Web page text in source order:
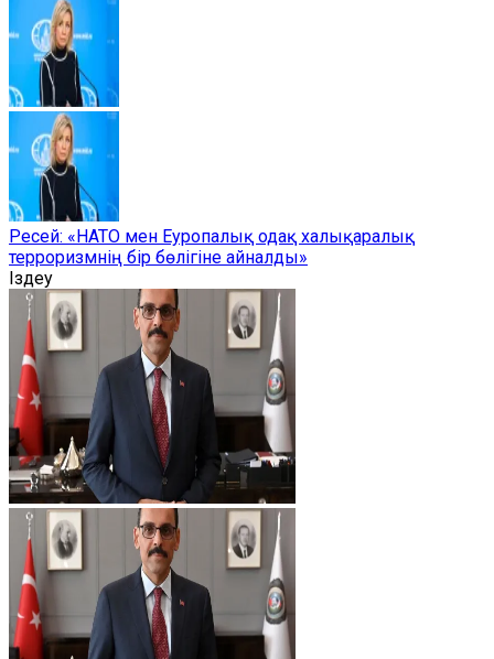
Ресей: «НАТО мен Еуропалық одақ халықаралық
терроризмнің бір бөлігіне айналды»
Іздеу